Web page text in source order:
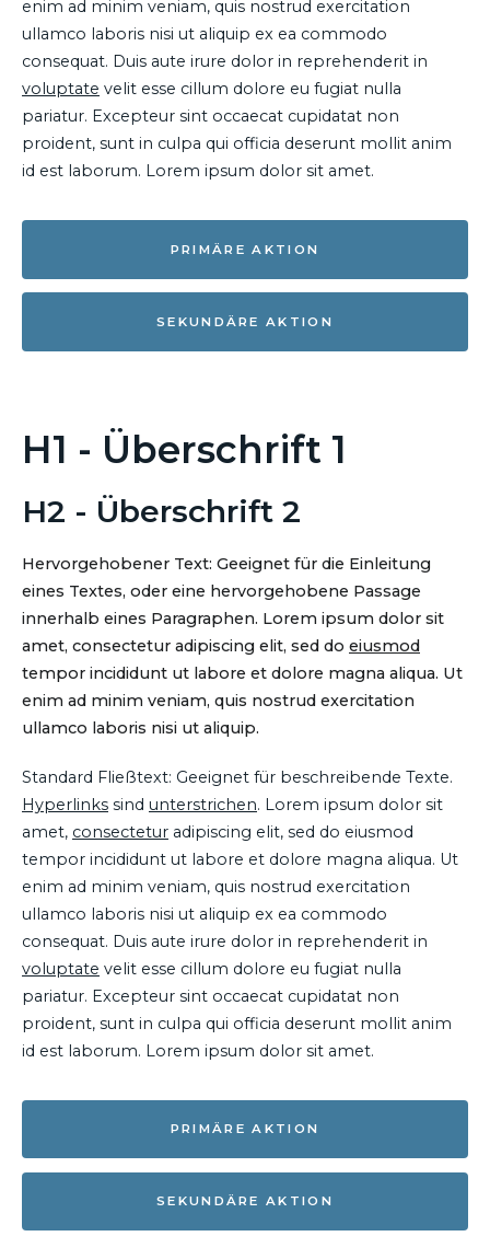
enim ad minim veniam, quis nostrud exercitation
ullamco laboris nisi ut aliquip ex ea commodo
consequat. Duis aute irure dolor in reprehenderit in
voluptate velit esse cillum dolore eu fugiat nulla
pariatur. Excepteur sint occaecat cupidatat non
proident, sunt in culpa qui officia deserunt mollit anim
id est laborum. Lorem ipsum dolor sit amet.
PRIMÄRE AKTION
SEKUNDÄRE AKTION
H1 - Überschrift 1
H2 - Überschrift 2
Hervorgehobener Text: Geeignet für die Einleitung
eines Textes, oder eine hervorgehobene Passage
innerhalb eines Paragraphen. Lorem ipsum dolor sit
amet, consectetur adipiscing elit, sed do eiusmod
tempor incididunt ut labore et dolore magna aliqua. Ut
enim ad minim veniam, quis nostrud exercitation
ullamco laboris nisi ut aliquip.
Standard Fließtext: Geeignet für beschreibende Texte.
Hyperlinks sind unterstrichen. Lorem ipsum dolor sit
amet, consectetur adipiscing elit, sed do eiusmod
tempor incididunt ut labore et dolore magna aliqua. Ut
enim ad minim veniam, quis nostrud exercitation
ullamco laboris nisi ut aliquip ex ea commodo
consequat. Duis aute irure dolor in reprehenderit in
voluptate velit esse cillum dolore eu fugiat nulla
pariatur. Excepteur sint occaecat cupidatat non
proident, sunt in culpa qui officia deserunt mollit anim
id est laborum. Lorem ipsum dolor sit amet.
PRIMÄRE AKTION
SEKUNDÄRE AKTION